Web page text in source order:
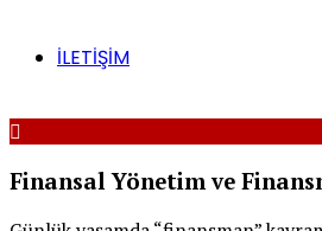
İLETİŞİM
Finansal Yönetim ve